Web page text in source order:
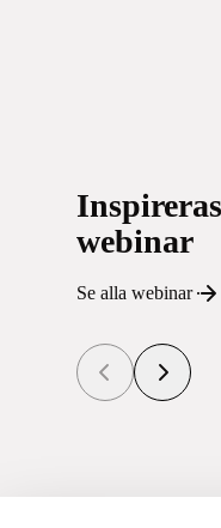
webinar
Se alla webinar